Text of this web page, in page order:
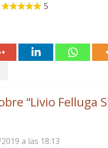
5
“Livio Felluga
a las 18:13